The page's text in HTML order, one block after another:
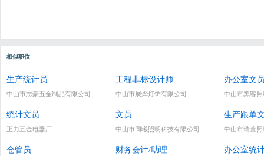
相似职位
生产统计员
中山市志豪五金制品有限公司
工程非标设计师
中山市展烨灯饰有限公司
办公室文
中山市黑客
统计文员
正力五金电器厂
文员
中山市同曦照明科技有限公司
生产跟单
中山市瑞萱
仓管员 财务会计/助理 办公室统